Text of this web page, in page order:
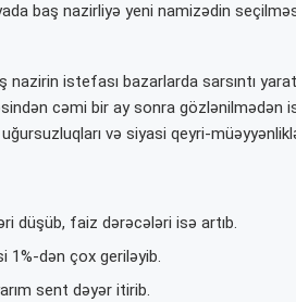
baş nazirliyə yeni namizədin
nazirin istefası bazarlarda sarsıntı
cəmi bir ay sonra gözlənilmədən
və siyasi qeyri-
düşüb, faiz dərəcələri isə artıb.
1%-dən çox geriləyib.
sent dəyər itirib.